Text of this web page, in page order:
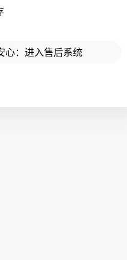
心：进入售后系统